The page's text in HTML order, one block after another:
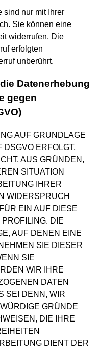
sind nur mit Ihrer
Sie können eine
widerrufen. Die
erfolgten
unberührt.
Datenerhebung
gegen
AUF GRUNDLAGE
DSGVO ERFOLGT,
AUS GRÜNDEN,
SITUATION
IHRER
WIDERSPRUCH
EIN AUF DIESE
DIE
AUF DENEN EINE
SIE DIESER
SIE
WIR IHRE
DATEN
SEI DENN, WIR
GRÜNDE
DIE IHRE
DIENT DER